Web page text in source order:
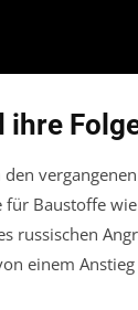
ihre
Baustoffe
russischen
einem